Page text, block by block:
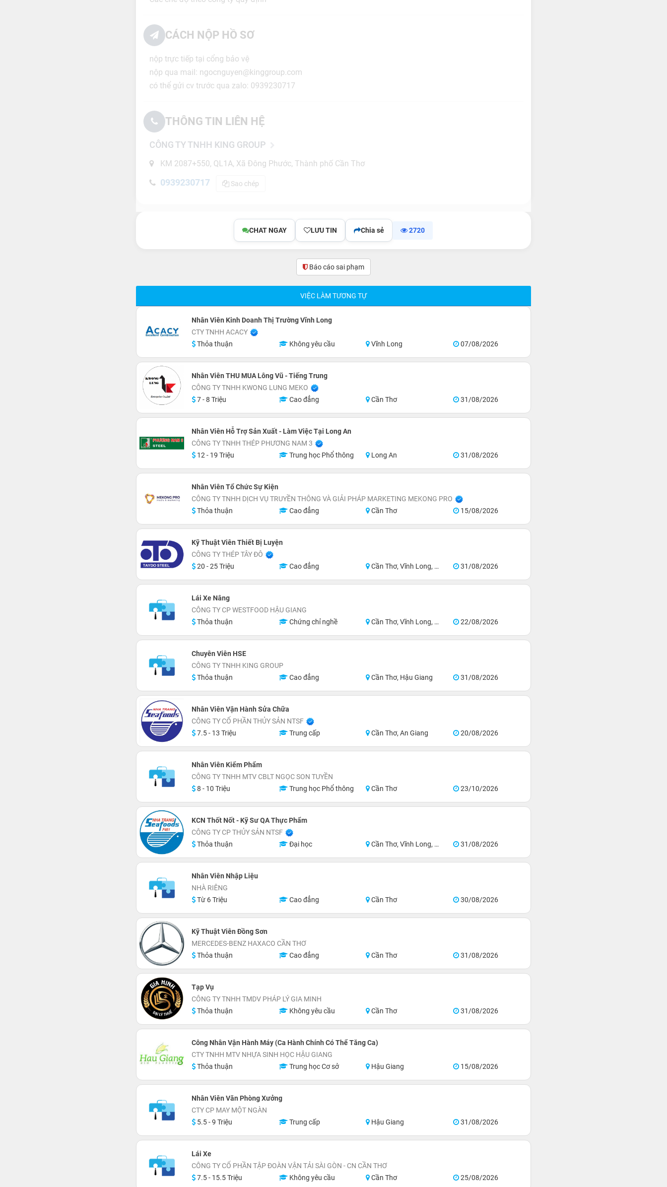
CÁCH NỘP HỒ SƠ
nộp trực tiếp tại cổng bảo vệ
nộp qua mail: ngocnguyen@kinggroup.com
có thể gửi cv trước qua zalo: 0939230717
THÔNG TIN LIÊN HỆ
CÔNG TY TNHH KING GROUP
KM 2087+550, QL1A, Xã Đông Phước, Thành phố Cần Thơ
0939230717 Sao chép
CHAT NGAY LƯU TIN Chia sẻ 2720
Báo cáo sai phạm(0)
VIỆC LÀM TƯƠNG TỰ
Nhân Viên Kinh Doanh Thị Trường Vĩnh Long
CTY TNHH ACACY
Thỏa thuận
Không yêu cầu Vĩnh Long 07/08/2026
Nhân Viên THU MUA Lông Vũ - Tiếng Trung
CÔNG TY TNHH KWONG LUNG MEKO
7 - 8 Triệu
Cao đẳng Cần Thơ 31/08/2026
Nhân Viên Hỗ Trợ Sản Xuất - Làm Việc Tại Long An
CÔNG TY TNHH THÉP PHƯƠNG NAM 3
12 - 19 Triệu
Trung học Phổ thông Long An 31/08/2026
Nhân Viên Tổ Chức Sự Kiện
CÔNG TY TNHH DỊCH VỤ TRUYỀN THÔNG VÀ GIẢI PHÁP MARKETING MEKONG PRO
Thỏa thuận
Cao đẳng Cần Thơ 15/08/2026
Kỹ Thuật Viên Thiết Bị Luyện
CÔNG TY THÉP TÂY ĐÔ
20 - 25 Triệu
Cao đẳng Cần Thơ, Vĩnh Long, An Giang 31/08/2026
Lái Xe Nâng
CÔNG TY CP WESTFOOD HẬU GIANG
Thỏa thuận
Chứng chỉ nghề Cần Thơ, Vĩnh Long, Hậu Giang 22/08/2026
Chuyên Viên HSE
CÔNG TY TNHH KING GROUP
Thỏa thuận
Cao đẳng Cần Thơ, Hậu Giang 31/08/2026
Nhân Viên Vận Hành Sửa Chữa
CÔNG TY CỔ PHẦN THỦY SẢN NTSF
7.5 - 13 Triệu
Trung cấp Cần Thơ, An Giang 20/08/2026
Nhân Viên Kiểm Phẩm
CÔNG TY TNHH MTV CBLT NGỌC SON TUYỀN
8 - 10 Triệu
Trung học Phổ thông Cần Thơ 23/10/2026
KCN Thốt Nốt - Kỹ Sư QA Thực Phẩm
CÔNG TY CP THỦY SẢN NTSF
Thỏa thuận
Đại học Cần Thơ, Vĩnh Long, An Giang, Đồng Tháp, Tiền Giang, Hồ Chí Minh 31/08/2026
Nhân Viên Nhập Liệu
NHÀ RIÊNG
Từ 6 Triệu
Cao đẳng Cần Thơ 30/08/2026
Kỹ Thuật Viên Đồng Sơn
MERCEDES-BENZ HAXACO CẦN THƠ
Thỏa thuận
Cao đẳng Cần Thơ 31/08/2026
Tạp Vụ
CÔNG TY TNHH TMDV PHÁP LÝ GIA MINH
Thỏa thuận
Không yêu cầu Cần Thơ 31/08/2026
Công Nhân Vận Hành Máy (Ca Hành Chính Có Thể Tăng Ca)
CTY TNHH MTV NHỰA SINH HỌC HẬU GIANG
Thỏa thuận
Trung học Cơ sở Hậu Giang 15/08/2026
Nhân Viên Văn Phòng Xưởng
CTY CP MAY MỘT NGÀN
5.5 - 9 Triệu
Trung cấp Hậu Giang 31/08/2026
Lái Xe
CÔNG TY CỔ PHẦN TẬP ĐOÀN VẬN TẢI SÀI GÒN - CN CẦN THƠ
7.5 - 15.5 Triệu
Không yêu cầu Cần Thơ 25/08/2026